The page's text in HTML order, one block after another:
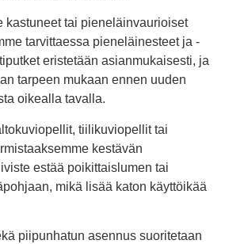
kastuneet tai pieneläinvaurioiset
tarvittaessa pieneläinesteet ja -
eristetään asianmukaisesti, ja
tarpeen mukaan ennen uuden
oikealla tavalla.
tiilikuviopellit tai
kestävän
estää poikittaislumen tai
mikä lisää katon käyttöikää
piipunhatun asennus suoritetaan